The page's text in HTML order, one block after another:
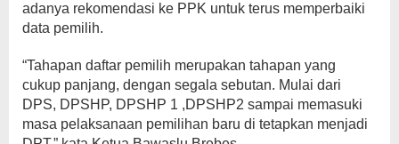
adanya rekomendasi ke PPK untuk terus memperbaiki
data pemilih.
“Tahapan daftar pemilih merupakan tahapan yang
cukup panjang, dengan segala sebutan. Mulai dari
DPS, DPSHP, DPSHP 1 ,DPSHP2 sampai memasuki
masa pelaksanaan pemilihan baru di tetapkan menjadi